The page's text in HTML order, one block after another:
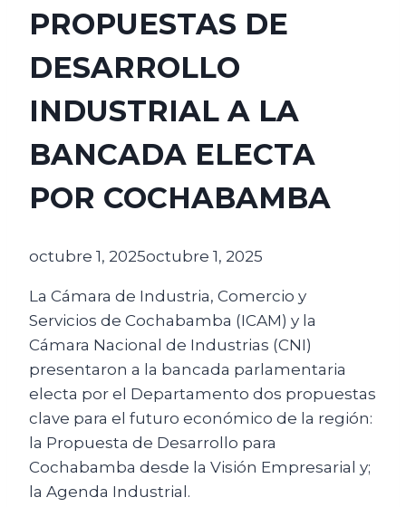
PROPUESTAS DE
DESARROLLO
INDUSTRIAL A LA
BANCADA ELECTA
POR COCHABAMBA
octubre 1, 2025octubre 1, 2025
La Cámara de Industria, Comercio y
Servicios de Cochabamba (ICAM) y la
Cámara Nacional de Industrias (CNI)
presentaron a la bancada parlamentaria
electa por el Departamento dos propuestas
clave para el futuro económico de la región:
la Propuesta de Desarrollo para
Cochabamba desde la Visión Empresarial y;
la Agenda Industrial.